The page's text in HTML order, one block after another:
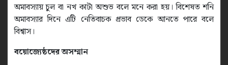
অমাবস্যায় চুল বা নখ কাটা অশুভ বলে মনে করা হয়। বিশেষত শনি
অমাবস্যার দিনে এটি নেতিবাচক প্রভাব ডেকে আনতে পারে বলে
বিশ্বাস।
বয়োজ্যেষ্ঠদের অসম্মান